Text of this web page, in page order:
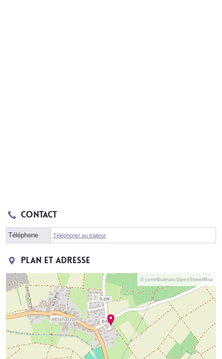
Contact
Téléphone Téléphoner au traiteur
Plan et adresse
© contributeurs OpenStreetMap